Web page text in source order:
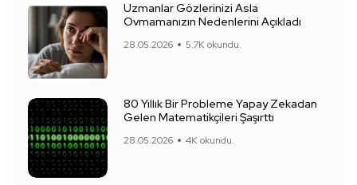
Uzmanlar Gözlerinizi Asla
Ovmamanızın Nedenlerini Açıkladı
28.05.2026 5.7K okundu.
80 Yıllık Bir Probleme Yapay Zekadan
Gelen Matematikçileri Şaşırttı
28.05.2026 4K okundu.